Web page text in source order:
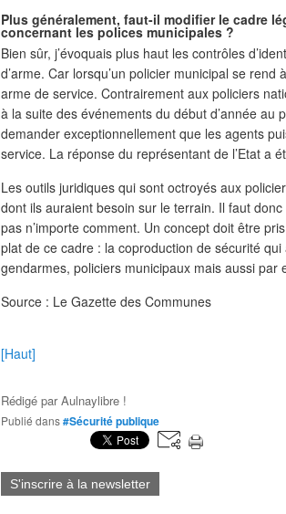
Plus généralement, faut-il modifier le cadre
concernant les polices municipales ?
Bien sûr, j’évoquais plus haut les contrôles
d’arme. Car lorsqu’un policier municipal se
arme de service. Contrairement aux policiers
à la suite des événements du début d’année au
demander exceptionnellement que les agents
service. La réponse du représentant de l’Etat a
Les outils juridiques qui sont octroyés aux
dont ils auraient besoin sur le terrain. Il faut
pas n’importe comment. Un concept doit être
plat de ce cadre : la coproduction de sécurité
gendarmes, policiers municipaux mais aussi par
Source : Le Gazette des Communes
[Haut]
Rédigé parAulnaylibre !
Publié dans#Sécurité publique
S'inscrire à la newsletter